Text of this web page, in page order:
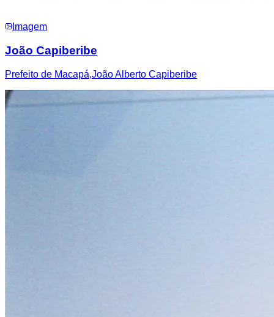
Imagem
João Capiberibe
Prefeito de Macapá,João Alberto Capiberibe